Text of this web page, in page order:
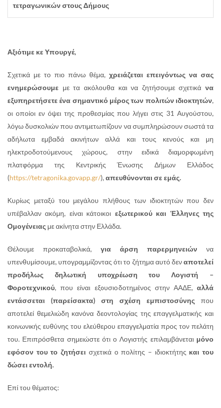
τετραγωνικών στους Δήμους
Αξιότιμε κε Υπουργέ,
Σχετικά με το πιο πάνω θέμα, χρειάζεται επειγόντως να σας
ενημερώσουμε με τα ακόλουθα και να ζητήσουμε σχετικά να
εξυπηρετήσετε ένα σημαντικό μέρος των πολιτών ιδιοκτητών,
οι οποίοι εν όψει της προθεσμίας που λήγει στις 31 Αυγούστου,
λόγω δυσκολιών που αντιμετωπίζουν να συμπληρώσουν σωστά τα
αδήλωτα εμβαδά ακινήτων αλλά και τους κενούς και μη
ηλεκτροδοτούμενους χώρους, στην ειδικά διαμορφωμένη
πλατφόρμα της Κεντρικής Ένωσης Δήμων Ελλάδος
(https://tetragonika.govapp.gr/),απευθύνονται σε εμάς.
Κυρίως μεταξύ του μεγάλου πλήθους των ιδιοκτητών που δεν
υπέβαλλαν ακόμη, είναι κάτοικοι εξωτερικού και Έλληνες της
Ομογένειας με ακίνητα στην Ελλάδα.
Θέλουμε προκαταβολικά, για άρση παρερμηνειών να
υπενθυμίσουμε, υπογραμμίζοντας ότι το ζήτημα αυτό δεναποτελεί
προδήλως δηλωτική υποχρέωση του Λογιστή –
Φοροτεχνικού, που είναι εξουσιοδοτημένος στην ΑΑΔΕ, αλλά
εντάσσεται (παρείσακτα)
στη σχέση εμπιστοσύνης που
αποτελεί θεμελιώδη κανόνα δεοντολογίας της επαγγελματικής και
κοινωνικής ευθύνης του ελεύθερου επαγγελματία προς τον πελάτη
του. Επιπρόσθετα σημειώστε ότι ο Λογιστής επιλαμβάνεται μόνο
εφόσον του το ζητήσει σχετικά ο πολίτης – ιδιοκτήτης και του
δώσει εντολή.
Επί του θέματος: